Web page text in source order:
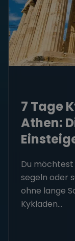
7 Tage
Athen:
Du
segeln oder
ohne lange
Kykladen...